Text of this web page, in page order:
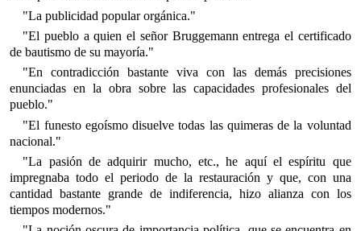
"La publicidad popular orgánica."
"El pueblo a quien el señor Bruggemann entrega el certificado
de bautismo de su mayoría."
"En contradicción bastante viva con las demás precisiones
enunciadas en la obra sobre las capacidades profesionales del
pueblo."
"El funesto egoísmo disuelve todas las quimeras de la voluntad
nacional."
"La pasión de adquirir mucho, etc., he aquí el espíritu que
impregnaba todo el periodo de la restauración y que, con una
cantidad bastante grande de indiferencia, hizo alianza con los
tiempos modernos."